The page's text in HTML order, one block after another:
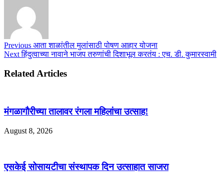
Previous आता शाळांतील मुलांसाठी पोषण आहार योजना
Nextहिंदुत्वाच्या नावाने भाजप तरुणांची दिशाभूल करतंय : एच. डी. कुमारस्वामी
Related Articles
मंगळागौरीच्या तालावर रंगला महिलांचा उत्साह!
August 8, 2026
एसकेई सोसायटीचा संस्थापक दिन उत्साहात साजरा